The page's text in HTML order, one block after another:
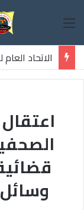
القائمة
الاتحاد
ثلاثة صحفيين